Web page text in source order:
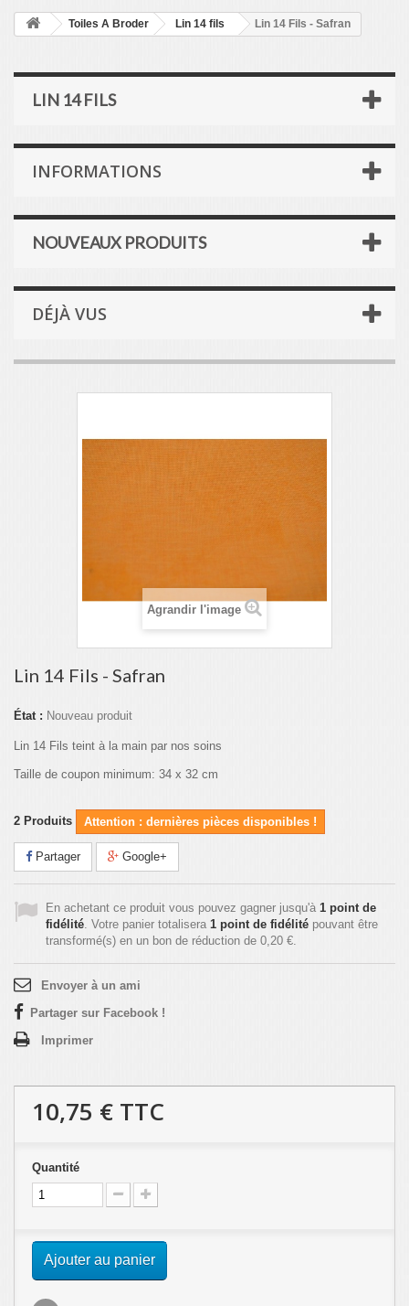
Toiles A Broder Lin 14 fils Lin 14 Fils - Safran
LIN 14 FILS
INFORMATIONS
NOUVEAUX PRODUITS
DÉJÀ VUS
Agrandir l'image
Lin 14 Fils - Safran
État : Nouveau produit
Lin 14 Fils teint à la main par nos soins
Taille de coupon minimum: 34 x 32 cm
2 Produits Attention : dernières pièces disponibles !
Partager Google+
En achetant ce produit vous pouvez gagner jusqu'à 1 point de
fidélité. Votre panier totalisera 1 point de fidélité pouvant être
transformé(s) en un bon de réduction de 0,20 €.
Envoyer à un ami
Partager sur Facebook !
Imprimer
10,75 € TTC
Quantité
Ajouter au panier